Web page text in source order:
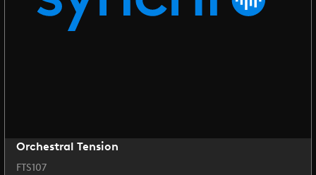
Orchestral Tension
FTS107